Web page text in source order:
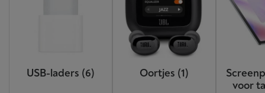
USB-laders (6) Oortjes (1)
voor